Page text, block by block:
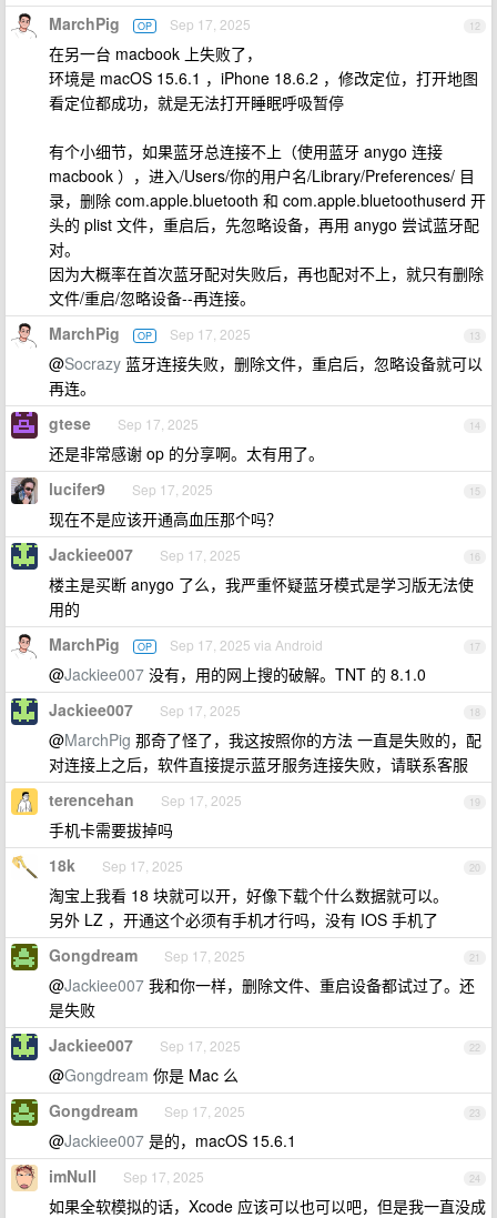
12
MarchPig OP Sep 17, 2025
在另一台 macbook 上失败了，
环境是 macOS 15.6.1 ，iPhone 18.6.2 ，修改定位，打开地图
看定位都成功，就是无法打开睡眠呼吸暂停
有个小细节，如果蓝牙总连接不上（使用蓝牙 anygo 连接
macbook ），进入/Users/你的用户名/Library/Preferences/ 目
录，删除 com.apple.bluetooth 和 com.apple.bluetoothuserd 开
头的 plist 文件，重启后，先忽略设备，再用 anygo 尝试蓝牙配
对。
因为大概率在首次蓝牙配对失败后，再也配对不上，就只有删除
文件/重启/忽略设备--再连接。
13
MarchPig OP Sep 17, 2025
@Socrazy 蓝牙连接失败，删除文件，重启后，忽略设备就可以
再连。
14
gtese Sep 17, 2025
还是非常感谢 op 的分享啊。太有用了。
15
lucifer9 Sep 17, 2025
现在不是应该开通高血压那个吗？
16
Jackiee007 Sep 17, 2025
楼主是买断 anygo 了么，我严重怀疑蓝牙模式是学习版无法使
用的
17
MarchPig OP Sep 17, 2025 via Android
@Jackiee007 没有，用的网上搜的破解。TNT 的 8.1.0
18
Jackiee007 Sep 17, 2025
@MarchPig 那奇了怪了，我这按照你的方法 一直是失败的，配
对连接上之后，软件直接提示蓝牙服务连接失败，请联系客服
19
terencehan Sep 17, 2025
手机卡需要拔掉吗
20
18k Sep 17, 2025
淘宝上我看 18 块就可以开，好像下载个什么数据就可以。
另外 LZ ，开通这个必须有手机才行吗，没有 IOS 手机了
21
Gongdream Sep 17, 2025
@Jackiee007 我和你一样，删除文件、重启设备都试过了。还
是失败
22
Jackiee007 Sep 17, 2025
@Gongdream 你是 Mac 么
23
Gongdream Sep 17, 2025
@Jackiee007 是的，macOS 15.6.1
24
imNull Sep 17, 2025
如果全软模拟的话，Xcode 应该可以也可以吧，但是我一直没成